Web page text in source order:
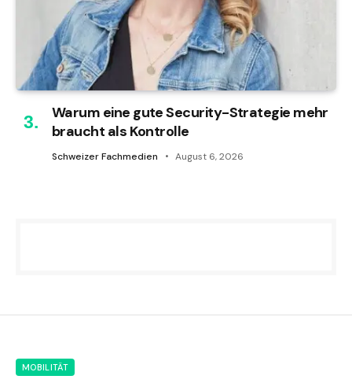
Warum eine gute Security-Strategie mehr
braucht als Kontrolle
Schweizer Fachmedien August 6, 2026
MOBILITÄT